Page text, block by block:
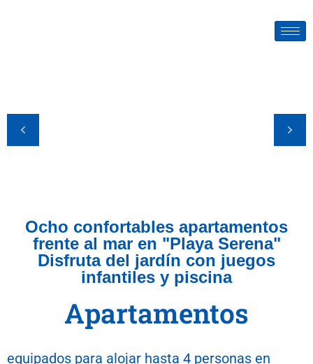
Ocho confortables apartamentos
frente al mar en "Playa Serena"
Disfruta del jardín con juegos
infantiles y piscina
Apartamentos
equipados para alojar hasta 4 personas en